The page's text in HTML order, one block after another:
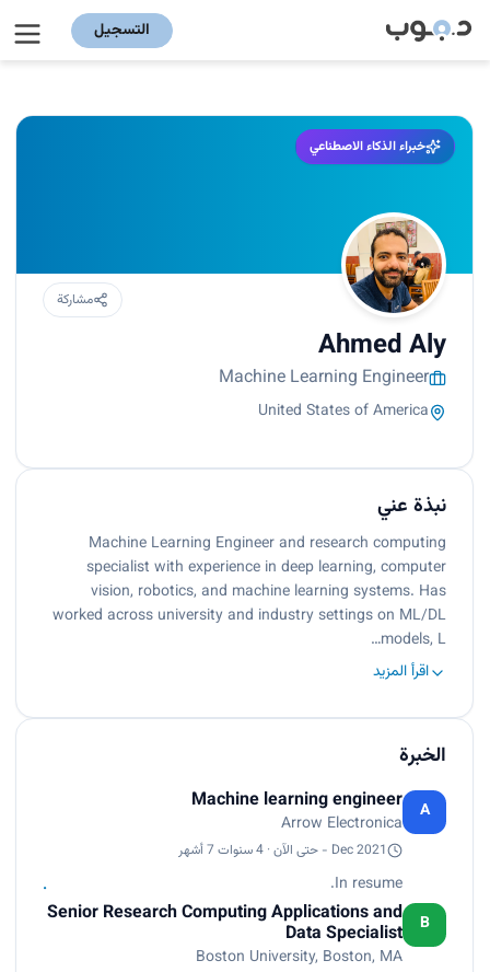
التسجيل
خبراء الذكاء الاصطناعي
مشاركة
Ahmed Aly
Machine Learning Engineer
United States of America
نبذة عني
Machine Learning Engineer and research computing
specialist with experience in deep learning, computer
vision, robotics, and machine learning systems. Has
worked across university and industry settings on ML/DL
models, L…
اقرأ المزيد
الخبرة
A
Machine learning engineer
Arrow Electronica
Dec 2021 - حتى الآن · 4 سنوات 7 أشهر
In resume.
B
Senior Research Computing Applications and
Data Specialist
Boston University, Boston, MA